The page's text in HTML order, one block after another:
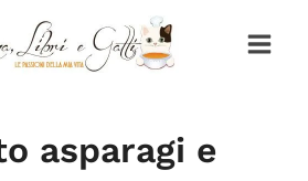
asparagi e